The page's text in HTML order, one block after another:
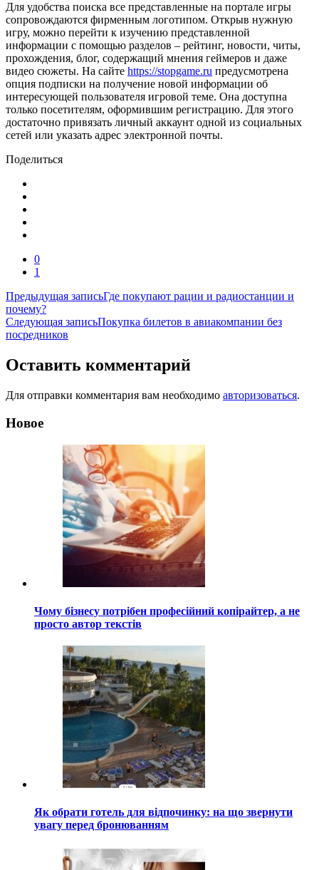
Для удобства поиска все представленные на портале игры
сопровождаются фирменным логотипом. Открыв нужную
игру, можно перейти к изучению представленной
информации с помощью разделов – рейтинг, новости, читы,
прохождения, блог, содержащий мнения геймеров и даже
видео сюжеты. На сайте https://stopgame.ru предусмотрена
опция подписки на получение новой информации об
интересующей пользователя игровой теме. Она доступна
только посетителям, оформившим регистрацию. Для этого
достаточно привязать личный аккаунт одной из социальных
сетей или указать адрес электронной почты.
Поделиться
0
1
Навигация
по
записям
Предыдущая записьГде покупают рации и радиостанции и
почему?
Следующая записьПокупка билетов в авиакомпании без
посредников
Оставить комментарий
Для отправки комментария вам необходимо авторизоваться.
Новое
Чому бізнесу потрібен професійний копірайтер, а не
просто автор текстів
Як обрати готель для відпочинку: на що звернути
увагу перед бронюванням